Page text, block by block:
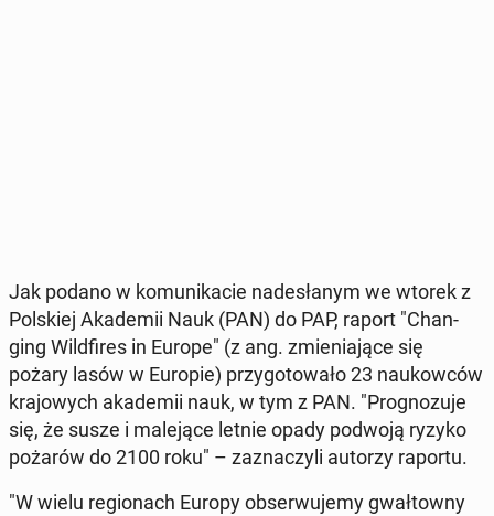
Jak podano w ko­mu­ni­ka­cie na­de­sła­nym we wtorek z
Pol­skiej Aka­de­mii Nauk (PAN) do PAP, raport "Chan­
ging Wild­fi­res in Europe" (z ang. zmie­nia­ją­ce się
pożary lasów w Europie) przy­go­to­wa­ło 23 na­ukow­ców
kra­jo­wych aka­de­mii nauk, w tym z PAN. "Pro­gno­zu­je
się, że susze i ma­le­ją­ce letnie opady podwoją ryzyko
pożarów do 2100 roku" – za­zna­czy­li autorzy raportu.
"W wielu re­gio­nach Europy ob­ser­wu­je­my gwał­tow­ny